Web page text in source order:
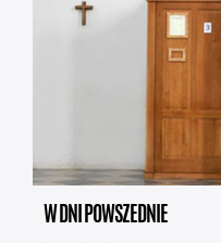
W DNI POWSZEDNIE